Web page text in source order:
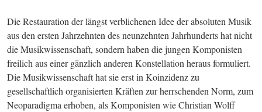
Die Restauration der längst verblichenen Idee der absoluten Musik
aus den ersten Jahrzehnten des neunzehnten Jahrhunderts hat nicht
die Musikwissenschaft, sondern haben die jungen Komponisten
freilich aus einer gänzlich anderen Konstellation heraus formuliert.
Die Musikwissenschaft hat sie erst in Koinzidenz zu
gesellschaftlich organisierten Kräften zur herrschenden Norm, zum
Neoparadigma erhoben, als Komponisten wie Christian Wolff